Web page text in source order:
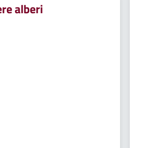
alberi